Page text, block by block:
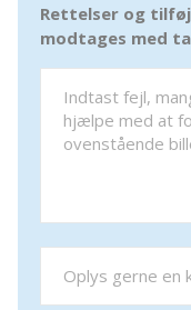
Rettelser og
modtages med